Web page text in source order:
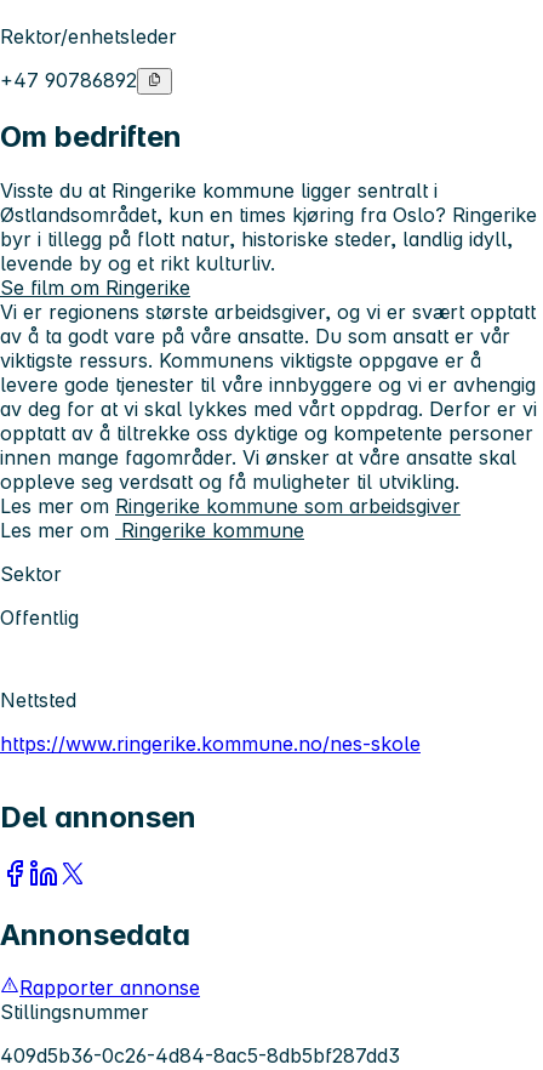
Rektor/enhetsleder
+47 90786892
Om bedriften
Visste du at Ringerike kommune ligger sentralt i
Østlandsområdet, kun en times kjøring fra Oslo? Ringerike
byr i tillegg på flott natur, historiske steder, landlig idyll,
levende by og et rikt kulturliv.
Se film om Ringerike
Vi er regionens største arbeidsgiver, og vi er svært opptatt
av å ta godt vare på våre ansatte. Du som ansatt er vår
viktigste ressurs. Kommunens viktigste oppgave er å
levere gode tjenester til våre innbyggere og vi er avhengig
av deg for at vi skal lykkes med vårt oppdrag. Derfor er vi
opptatt av å tiltrekke oss dyktige og kompetente personer
innen mange fagområder. Vi ønsker at våre ansatte skal
oppleve seg verdsatt og få muligheter til utvikling.
Les mer om Ringerike kommune som arbeidsgiver
Les mer om Ringerike kommune
Sektor
Offentlig
Nettsted
https://www.ringerike.kommune.no/nes-skole
Del annonsen
Annonsedata
Rapporter annonse
Stillingsnummer
409d5b36-0c26-4d84-8ac5-8db5bf287dd3